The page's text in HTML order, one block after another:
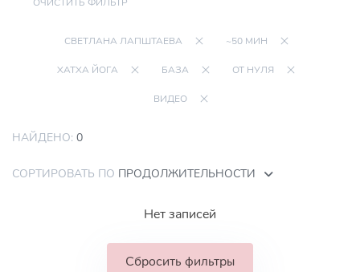
СВЕТЛАНА ЛАПШТАЕВА ~50 МИН
ХАТХА ЙОГА БАЗА ОТ НУЛЯ
ВИДЕО
НАЙДЕНО: 0
СОРТИРОВАТЬ ПО ПРОДОЛЖИТЕЛЬНОСТИ
Нет записей
Сбросить фильтры